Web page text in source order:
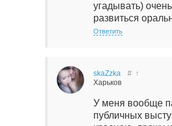
угадывать)
развиться
Ответить
skaZzka
Харьков
# ↑
У меня вообще
публичных